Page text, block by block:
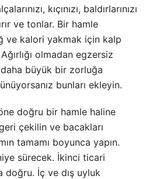
kıçınızı, baldırlarınızı
ve tonlar. Bir hamle
ve kalori yakmak için kalp
olmadan egzersiz
büyük bir zorluğa
bunları ekleyin.
doğru bir hamle haline
çekilin ve bacakları
tamamı boyunca yapın.
sürecek. İkinci ticari
doğru. İç ve dış uyluk